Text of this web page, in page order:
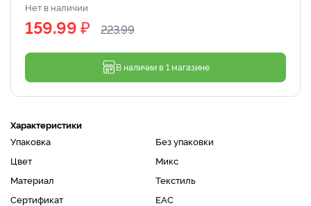
Нет в наличии
159.99₽ 223.99
В наличии в 1 магазине
Характеристики
Упаковка
Без упаковки
Цвет
Микс
Материал
Текстиль
Сертификат
ЕАС